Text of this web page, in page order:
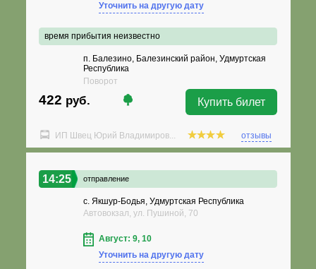
Уточнить на другую дату
время прибытия неизвестно
п. Балезино, Балезинский район, Удмуртская
Республика
Поворот
422 руб. Купить билет
ИП Швец Юрий Владимиров... отзывы
14:25 отправление
с. Якшур-Бодья, Удмуртская Республика
Автовокзал, ул. Пушиной, 70
Август: 9, 10
Уточнить на другую дату